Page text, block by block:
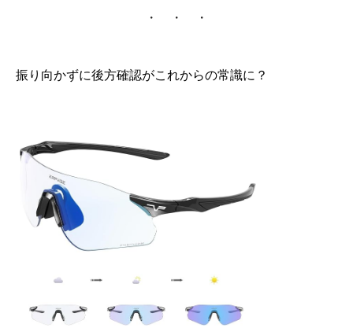
・ ・ ・
振り向かずに後方確認がこれからの常識に？